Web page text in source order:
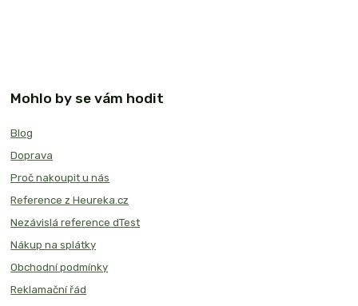
Mohlo by se vám hodit
Blog
Doprava
Proč nakoupit u nás
Reference z Heureka.cz
Nezávislá reference dTest
Nákup na splátky
Obchodní podmínky
Reklamační řád